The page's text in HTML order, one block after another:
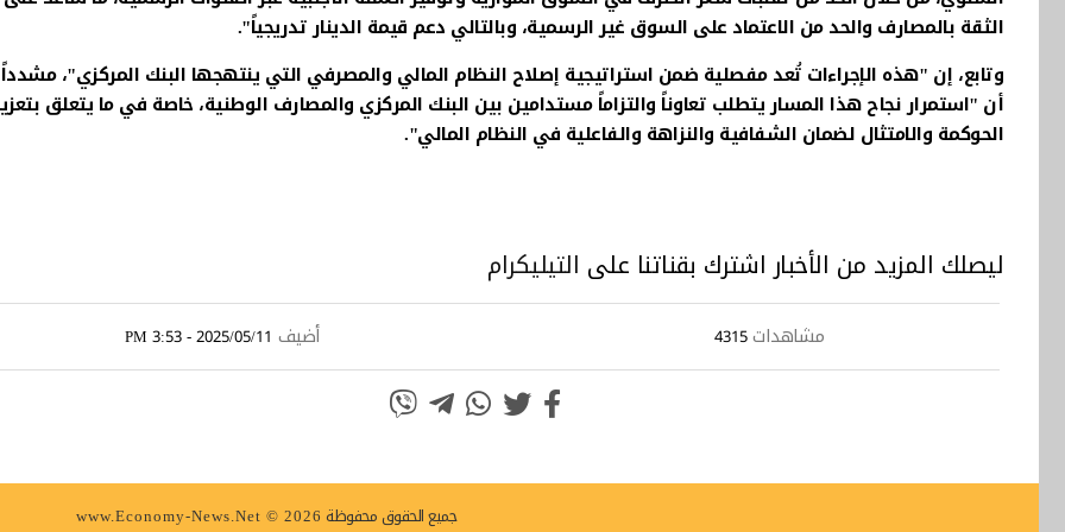
الثقة بالمصارف والحد من الاعتماد على السوق غير الرسمية، وبالتالي دعم قيمة الدينار تدريجياً".
وتابع، إن "هذه الإجراءات تُعد مفصلية ضمن استراتيجية إصلاح النظام المالي والمصرفي التي ينتهجها البنك المركزي"،
أن "استمرار نجاح هذا المسار يتطلب تعاوناً والتزاماً مستدامين بين البنك المركزي والمصارف الوطنية، خاصة في ما يتعلق
الحوكمة والامتثال لضمان الشفافية والنزاهة والفاعلية في النظام المالي".
ليصلك المزيد من الأخبار اشترك بقناتنا على التيليكرام
مشاهدات4315 أضيف 2025/05/11 - 3:53 PM
جميع الحقوق محفوظة www.Economy-News.Net © 2026